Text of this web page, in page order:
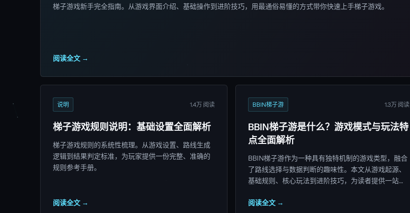
梯子游戏新手完全指南。从游戏界面介绍、基础操作到进阶技巧，用最通俗易懂的方式带你快速上手梯子游戏。
阅读全文 →
说明 1.4万 阅读
梯子游戏规则说明：基础设置全面解析
梯子游戏规则的系统性梳理。从游戏设置、路线生成
逻辑到结果判定标准，为玩家提供一份完整、准确的
规则参考手册。
阅读全文 →
BBIN梯子游 1.3万 阅读
BBIN梯子游是什么？游戏模式与玩法特
点全面解析
BBIN梯子游作为一种具有独特机制的游戏类型，融合
了路线选择与数据判断的趣味性。本文从游戏起源、
基础规则、核心玩法到进阶技巧，为读者提供一站式
阅读全文 →